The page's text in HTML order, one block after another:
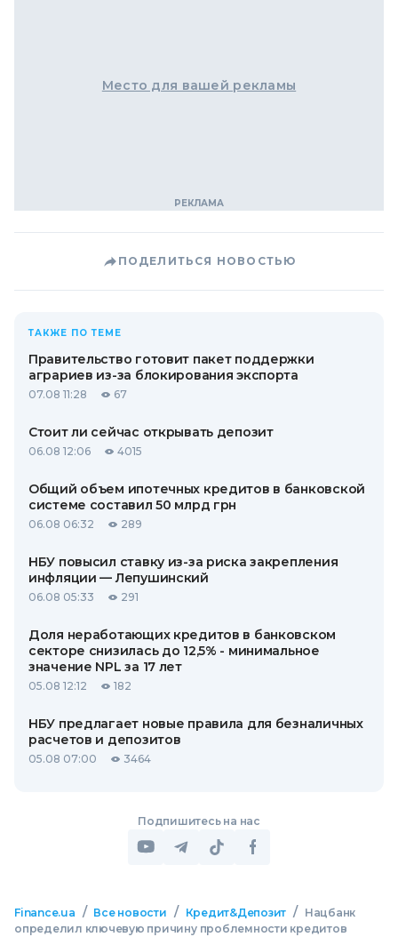
Место для вашей рекламы
ПОДЕЛИТЬСЯ НОВОСТЬЮ
ТАКЖЕ ПО ТЕМЕ
Правительство готовит пакет поддержки
аграриев из-за блокирования экспорта
07.08 11:28 67
Стоит ли сейчас открывать депозит
06.08 12:06 4015
Общий объем ипотечных кредитов в банковской
системе составил 50 млрд грн
06.08 06:32 289
НБУ повысил ставку из-за риска закрепления
инфляции — Лепушинский
06.08 05:33 291
Доля неработающих кредитов в банковском
секторе снизилась до 12,5% - минимальное
значение NPL за 17 лет
05.08 12:12 182
НБУ предлагает новые правила для безналичных
расчетов и депозитов
05.08 07:00 3464
Подпишитесь на нас
Finance.ua / Все новости / Кредит&Депозит /
Нацбанк
определил ключевую причину проблемности кредитов